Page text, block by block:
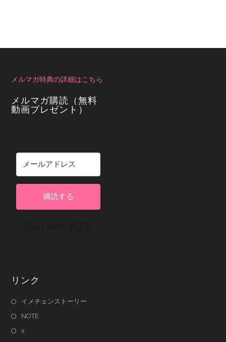
メルマガ特典の詳細はこちら
メルマガ購読（無料
動画プレゼント）
購読する
リンク
イメチェンストーリー
NOTE
x